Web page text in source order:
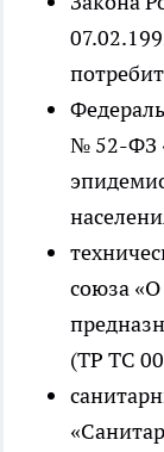
№ 52-ФЗ
союза
(ТР ТС